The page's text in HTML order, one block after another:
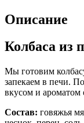
Описание
Колбаса из
Мы готовим
запекаем в печи.
вкусом и ароматом
Состав: говяжья